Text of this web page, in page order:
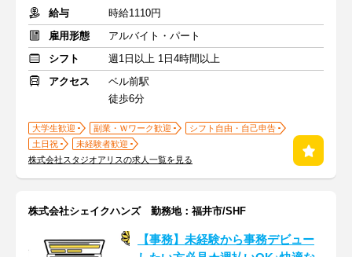
給与
時給1110円
雇用形態
アルバイト・パート
シフト
週1日以上 1日4時間以上
アクセス
ベル前駅
徒歩6分
大学生歓迎 副業・Ｗワーク歓迎
シフト自由・自己申告
土日祝
未経験者歓迎
株式会社スタジオアリスの求人一覧を見る
株式会社シェイクハンズ 勤務地：福井市/SHF
【事務】未経験から事務デビュー